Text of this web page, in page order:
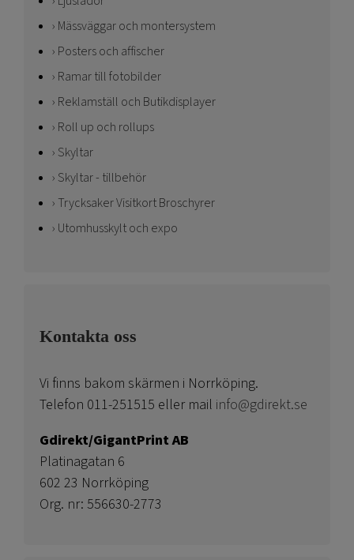
Mässväggar och montersystem
Posters och affischer
Ramar till fotobilder
Reklamställ och Butikdisplayer
Roll up och rollups
Skyltar
Skyltar - tillbehör
Trycksaker Visitkort Broschyrer
Utomhusskylt och expo
Kontakta oss
Vi finns bakom skärmen i Norrköping.
Telefon 011-251515 eller mail info@gdirekt.se
Gdirekt/GigantPrint AB
Platinagatan 6
602 23 Norrköping
Org. nr: 556630-2773